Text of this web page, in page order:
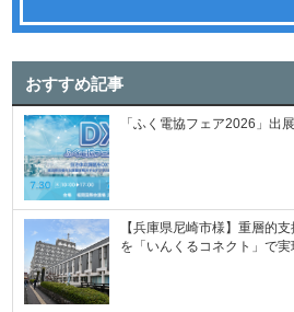
おすすめ記事
「ふく電協フェア2026」出
【兵庫県尼崎市様】重層的
を「いんくるコネクト」で実